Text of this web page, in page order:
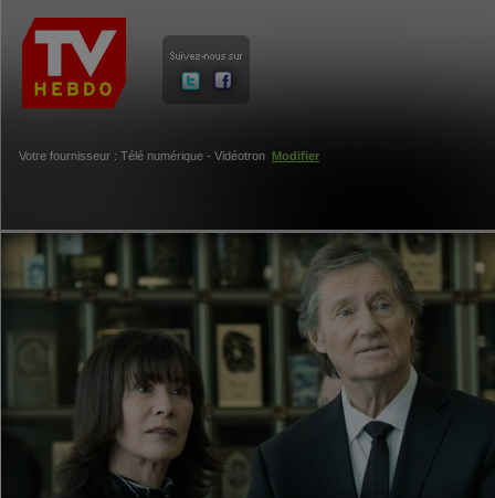
Votre fournisseur : Télé numérique - Vidéotron Modifier